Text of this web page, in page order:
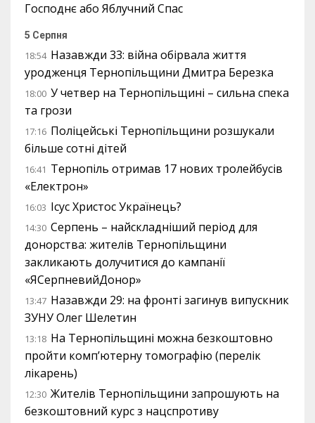
Господнє або Яблучний Спас
5 Серпня
18:54 Назавжди 33: війна обірвала життя
уродженця Тернопільщини Дмитра Березка
18:00 У четвер на Тернопільщині – сильна спека
та грози
17:16 Поліцейські Тернопільщини розшукали
більше сотні дітей
16:41 Тернопіль отримав 17 нових тролейбусів
«Електрон»
16:03 Ісус Христос Українець?
14:30 Серпень – найскладніший період для
донорства: жителів Тернопільщини
закликають долучитися до кампанії
«ЯСерпневийДонор»
13:47 Назавжди 29: на фронті загинув випускник
ЗУНУ Олег Шелетин
13:18 На Тернопільщині можна безкоштовно
пройти комп’ютерну томографію (перелік
лікарень)
12:30 Жителів Тернопільщини запрошують на
безкоштовний курс з нацспротиву